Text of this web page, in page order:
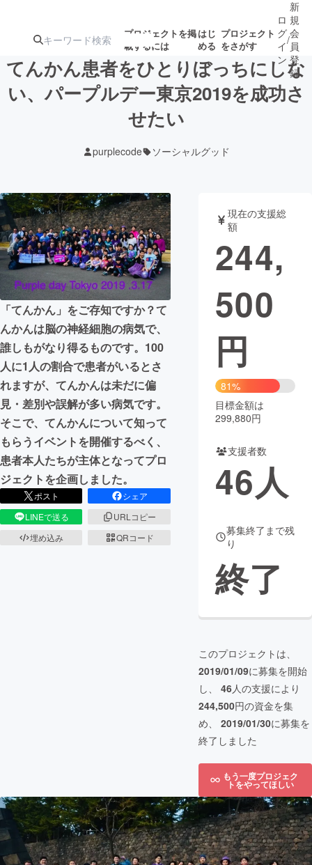
プロジェクトを掲
載するには
はじ
める
プロジェクト
をさがす
注目の新着プロ募集終了が近いプ
テクノロジー・ガジェット
映像・映画 書籍・雑誌
ビジネス・起業 チャレンジ
まちづくり・地域活性化
CAMPFIRE for Social Good
CAMPFIRE Creation
CAMPFIREふるさと納税
コミュニティ
ロ
グ
イ
ン
/
新
規
会
員
登
録
てんかん患者をひとりぼっちにしな
い、パープルデー東京2019を成功さ
せたい
purplecode ソーシャルグッド
「てんかん」をご存知ですか？て
んかんは脳の神経細胞の病気で、
誰しもがなり得るものです。100
人に1人の割合で患者がいるとさ
れますが、てんかんは未だに偏
見・差別や誤解が多い病気です。
そこで、てんかんについて知って
もらうイベントを開催するべく、
患者本人たちが主体となってプロ
ジェクトを企画しました。
ポスト
シェア
LINEで送る
URLコピー
埋め込み
QRコード
現在の支援総
額
244,
500
円
81%
目標金額は
299,880円
支援者数
46人
募集終了まで残
り
終了
このプロジェクトは、
2019/01/09に募集を開始
し、 46人の支援により
244,500円の資金を集
め、 2019/01/30に募集を
終了しました
もう一度プロジェク
トをやってほしい